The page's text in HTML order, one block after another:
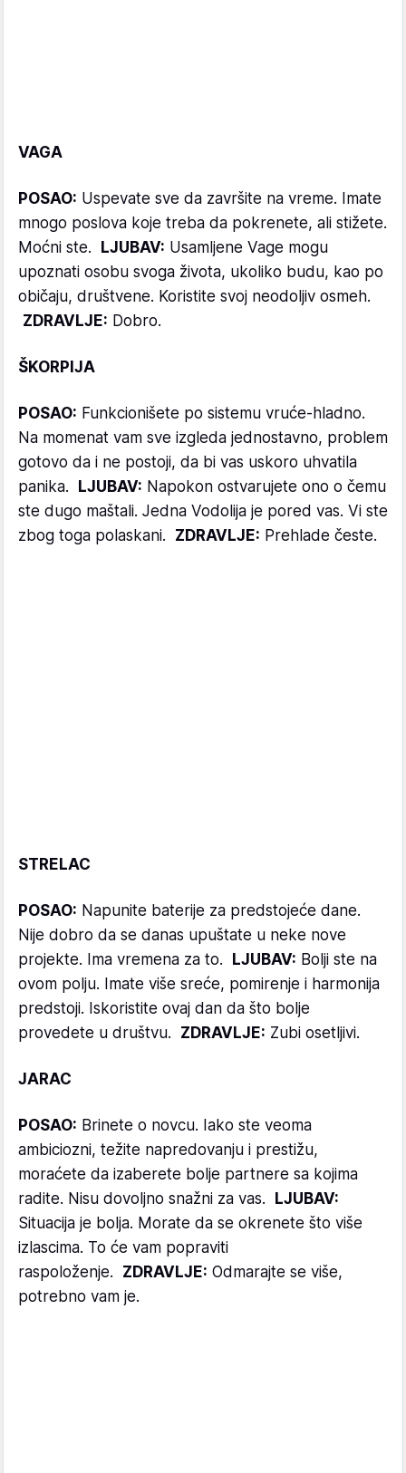
VAGA
POSAO: Uspevate sve da završite na vreme. Imate
mnogo poslova koje treba da pokrenete, ali stižete.
Moćni ste.
LJUBAV: Usamljene Vage mogu
upoznati osobu svoga života, ukoliko budu, kao po
običaju, društvene. Koristite svoj neodoljiv osmeh.
ZDRAVLJE: Dobro.
ŠKORPIJA
POSAO: Funkcionišete po sistemu vruće-hladno.
Na momenat vam sve izgleda jednostavno, problem
gotovo da i ne postoji, da bi vas uskoro uhvatila
panika.
LJUBAV: Napokon ostvarujete ono o čemu
ste dugo maštali. Jedna Vodolija je pored vas. Vi ste
zbog toga polaskani. ZDRAVLJE: Prehlade česte.
STRELAC
POSAO: Napunite baterije za predstojeće dane.
Nije dobro da se danas upuštate u neke nove
projekte. Ima vremena za to.
LJUBAV: Bolji ste na
ovom polju. Imate više sreće, pomirenje i harmonija
predstoji. Iskoristite ovaj dan da što bolje
provedete u društvu. ZDRAVLJE: Zubi osetljivi.
JARAC
POSAO: Brinete o novcu. Iako ste veoma
ambiciozni, težite napredovanju i prestižu,
moraćete da izaberete bolje partnere sa kojima
radite. Nisu dovoljno snažni za vas.
LJUBAV:
Situacija je bolja. Morate da se okrenete što više
izlascima. To će vam popraviti
raspoloženje. ZDRAVLJE: Odmarajte se više,
potrebno vam je.